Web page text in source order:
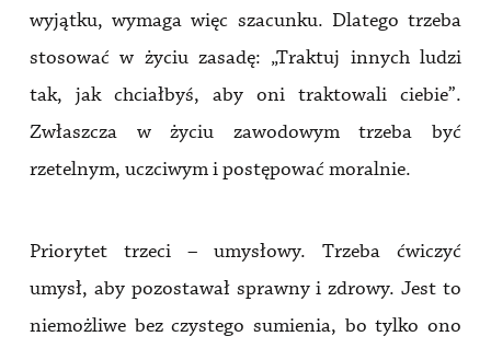
wyjątku, wymaga więc szacunku. Dlatego trzeba
stosować w życiu zasadę: „Traktuj innych ludzi
tak, jak chciałbyś, aby oni traktowali ciebie”.
Zwłaszcza w życiu zawodowym trzeba być
rzetelnym, uczciwym i postępować moralnie.
Priorytet trzeci – umysłowy. Trzeba ćwiczyć
umysł, aby pozostawał sprawny i zdrowy. Jest to
niemożliwe bez czystego sumienia, bo tylko ono